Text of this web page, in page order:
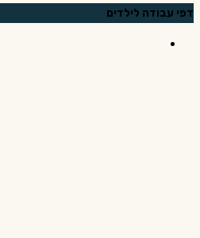
דפי עבודה לילדים